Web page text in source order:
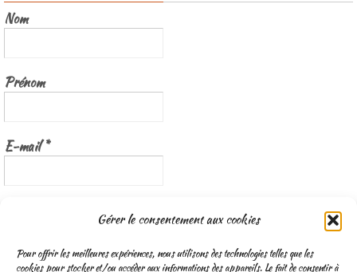
Gérer le consentement aux cookies
Pour offrir les meilleures expériences, nous utilisons des technologies telles que les
cookies pour stocker et/ou accéder aux informations des appareils. Le fait de consentir à
Nom
Prénom
E-mail*
Nous gardons vos données privées et ne les partageons qu’avec les
tierces parties qui rendent ce service possible.Lisez notre politique de
confidentialité